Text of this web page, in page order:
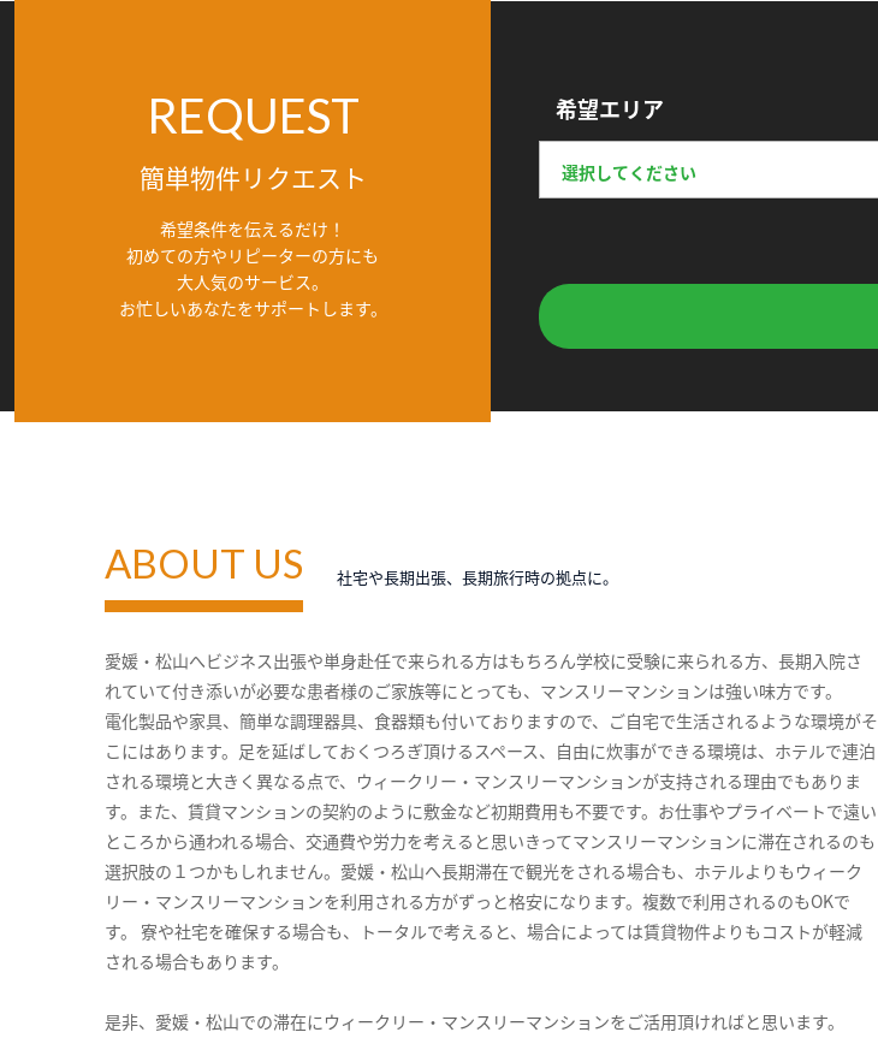
REQUEST
簡単物件リクエスト
希望条件を伝えるだけ！
初めての方やリピーターの方にも
大人気のサービス。
お忙しいあなたをサポートします。
希望エリア
ABOUT US 社宅や長期出張、長期旅行時の拠点に。
愛媛・松山へビジネス出張や単身赴任で来られる方はもちろん学校に受験に来られる方、長期入院さ
れていて付き添いが必要な患者様のご家族等にとっても、マンスリーマンションは強い味方です。
電化製品や家具、簡単な調理器具、食器類も付いておりますので、ご自宅で生活されるような環境がそ
こにはあります。足を延ばしておくつろぎ頂けるスペース、自由に炊事ができる環境は、ホテルで連泊
される環境と大きく異なる点で、ウィークリー・マンスリーマンションが支持される理由でもありま
す。また、賃貸マンションの契約のように敷金など初期費用も不要です。お仕事やプライベートで遠い
ところから通われる場合、交通費や労力を考えると思いきってマンスリーマンションに滞在されるのも
選択肢の１つかもしれません。愛媛・松山へ長期滞在で観光をされる場合も、ホテルよりもウィーク
リー・マンスリーマンションを利用される方がずっと格安になります。複数で利用されるのもOKで
す。 寮や社宅を確保する場合も、トータルで考えると、場合によっては賃貸物件よりもコストが軽減
される場合もあります。
是非、愛媛・松山での滞在にウィークリー・マンスリーマンションをご活用頂ければと思います。